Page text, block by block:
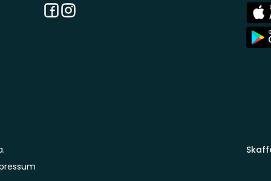
Facebook
Instagram
App
Store
App
Store